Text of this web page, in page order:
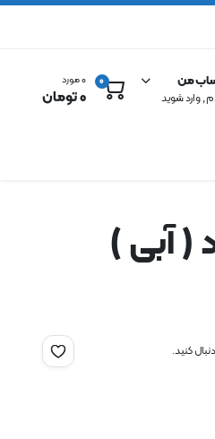
من
, وارد شوید
0 0 مورد
0تومان
( آبی )
کنید.